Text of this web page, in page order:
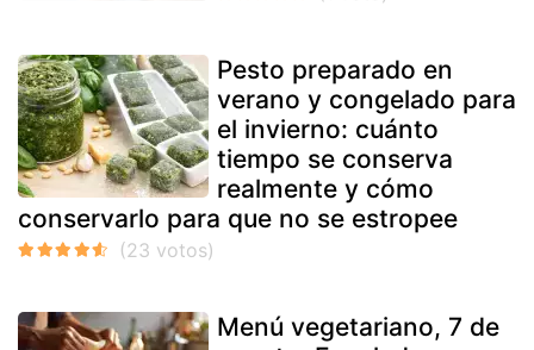
Pesto preparado en
verano y congelado para
el invierno: cuánto
tiempo se conserva
realmente y cómo
conservarlo para que no se estropee
Menú vegetariano, 7 de